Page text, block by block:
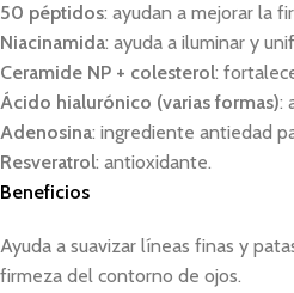
50 péptidos: ayudan a mejorar la
Niacinamida: ayuda a iluminar y
Ceramide NP + colesterol:
Ácido hialurónico (varias formas):
Adenosina: ingrediente antiedad
Resveratrol: antioxidante.
Beneficios
Ayuda a suavizar líneas finas y
firmeza del contorno de ojos.